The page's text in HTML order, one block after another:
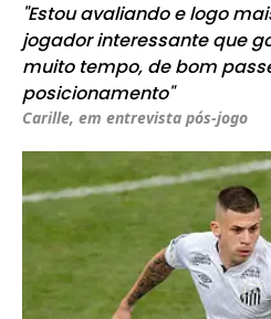
"Estou avaliando e logo
jogador interessante que
muito tempo, de bom
posicionamento"
Carille, em entrevista pós-jogo